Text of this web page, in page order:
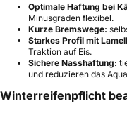
Optimale Haftung bei
Minusgraden flexibel.
Kurze Bremswege:
Starkes Profil mit
Traktion auf Eis.
Sichere Nasshaftung:
und reduzieren das
Winterreifenpflicht